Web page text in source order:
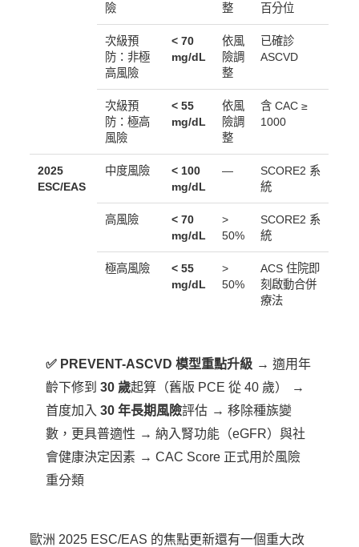
險
整
百分位
次級預
防：非極
高風險
< 70
mg/dL
依風
險調
整
已確診
ASCVD
次級預
防：極高
風險
< 55
mg/dL
依風
險調
整
含 CAC ≥
1000
2025
ESC/EAS
中度風險
< 100
mg/dL
—
SCORE2 系
統
高風險
< 70
mg/dL
>
50%
SCORE2 系
統
極高風險
< 55
mg/dL
>
50%
ACS 住院即
刻啟動合併
療法
✅ PREVENT-ASCVD 模型重點升級 → 適用年
齡下修到30 歲起算（舊版 PCE 從 40 歲）
→
首度加入30 年長期風險評估 → 移除種族變
數，更具普適性 → 納入腎功能（eGFR）與社
會健康決定因素 → CAC Score 正式用於風險
重分類
歐洲 2025 ESC/EAS 的焦點更新還有一個重大改